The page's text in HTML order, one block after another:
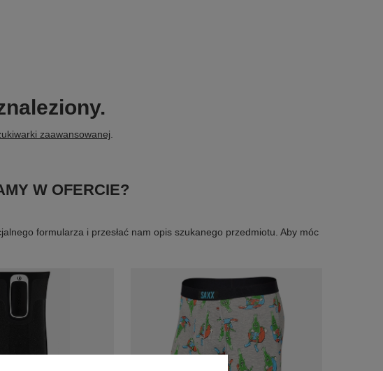
zaawansowanej
W OFERCIE?
formularza i przesłać nam opis szukanego przedmiotu. Aby móc